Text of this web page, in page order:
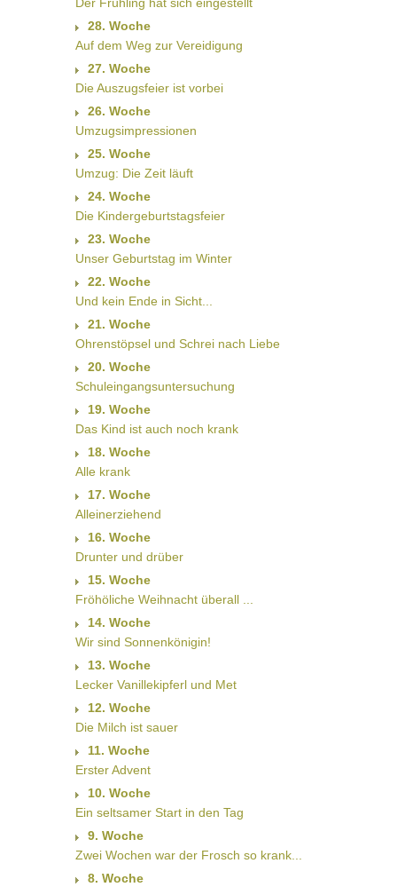
Der Frühling hat sich eingestellt
28. Woche
Auf dem Weg zur Vereidigung
27. Woche
Die Auszugsfeier ist vorbei
26. Woche
Umzugsimpressionen
25. Woche
Umzug: Die Zeit läuft
24. Woche
Die Kindergeburtstagsfeier
23. Woche
Unser Geburtstag im Winter
22. Woche
Und kein Ende in Sicht...
21. Woche
Ohrenstöpsel und Schrei nach Liebe
20. Woche
Schuleingangsuntersuchung
19. Woche
Das Kind ist auch noch krank
18. Woche
Alle krank
17. Woche
Alleinerziehend
16. Woche
Drunter und drüber
15. Woche
Fröhöliche Weihnacht überall ...
14. Woche
Wir sind Sonnenkönigin!
13. Woche
Lecker Vanillekipferl und Met
12. Woche
Die Milch ist sauer
11. Woche
Erster Advent
10. Woche
Ein seltsamer Start in den Tag
9. Woche
Zwei Wochen war der Frosch so krank...
8. Woche